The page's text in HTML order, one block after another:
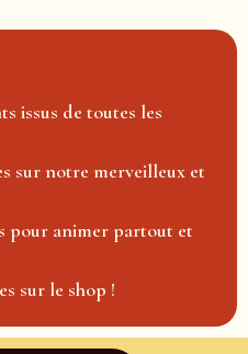
issus de toutes les
sur notre merveilleux et
pour animer partout et
sur le shop !